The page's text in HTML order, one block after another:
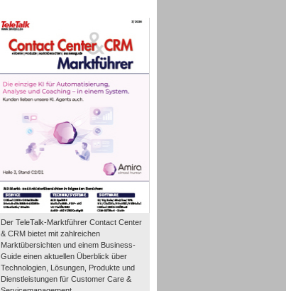
Der TeleTalk-Marktführer Contact Center
& CRM bietet mit zahlreichen
Marktübersichten und einem Business-
Guide einen aktuellen Überblick über
Technologien, Lösungen, Produkte und
Dienstleistungen für Customer Care &